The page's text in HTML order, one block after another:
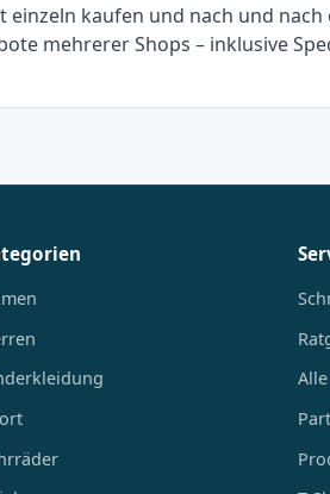
kaufen und nach und
mehrerer Shops – inklusive